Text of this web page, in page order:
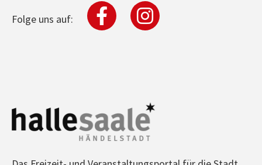
Folge uns auf: